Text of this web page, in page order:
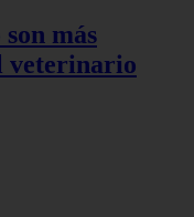
más
veterinario